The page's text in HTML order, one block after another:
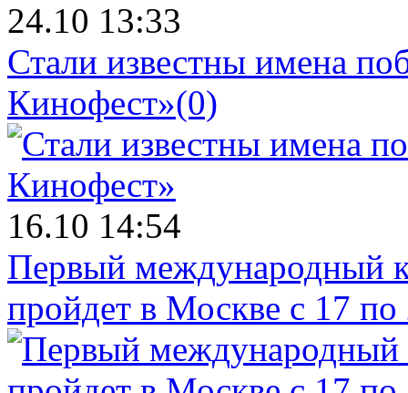
24.10 13:33
Стали известны имена
Кинофест»(0)
16.10 14:54
Первый международный
пройдет в Москве с 17 по